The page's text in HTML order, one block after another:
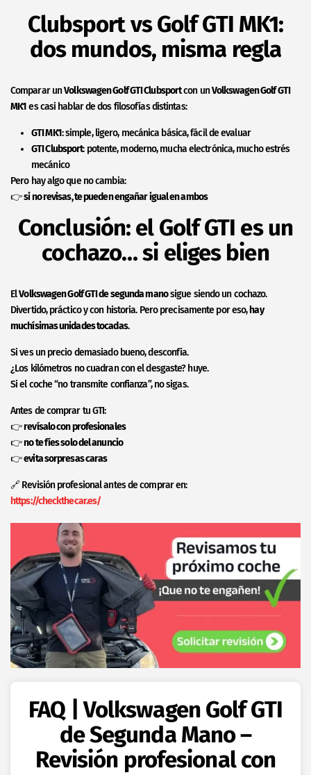
Clubsport vs Golf GTI MK1:
dos mundos, misma regla
Comparar unVolkswagen Golf GTI Clubsportcon unVolkswagen Golf GTI
MK1es casi hablar de dos filosofías distintas:
GTI MK1: simple, ligero, mecánica básica, fácil de evaluar
GTI Clubsport: potente, moderno, mucha electrónica, mucho estrés
mecánico
Pero hay algo que no cambia:
👉si no revisas, te pueden engañar igual en ambos
Conclusión: el Golf GTI es un
cochazo… si eliges bien
ElVolkswagen Golf GTI de segunda manosigue siendo un cochazo.
Divertido, práctico y con historia. Pero precisamente por eso, hay
muchísimas unidades tocadas.
Si ves un precio demasiado bueno, desconfía.
¿Los kilómetros no cuadran con el desgaste? huye.
Si el coche “no transmite confianza”, no sigas.
Antes de comprar tu GTI:
👉revísalo con profesionales
👉no te fíes solo del anuncio
👉evita sorpresas caras
🔗 Revisión profesional antes de comprar en:
https://checkthecar.es/
FAQ | Volkswagen Golf GTI
de Segunda Mano –
Revisión profesional con